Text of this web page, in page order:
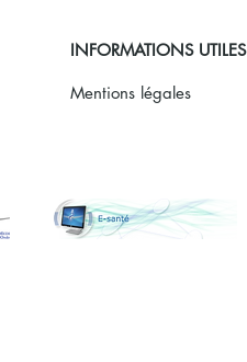
INFORMATIONS UTILES
Mentions légales